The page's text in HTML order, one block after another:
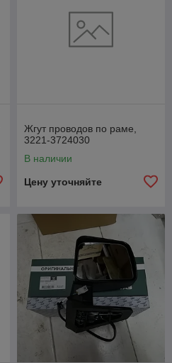
Жгут проводов по раме,
3221-3724030
В наличии
Цену уточняйте